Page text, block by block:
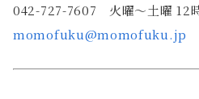
042-727-7607 火曜〜土曜 12
momofuku@momofuku.jp